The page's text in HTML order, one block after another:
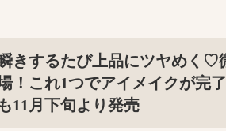
きするたび上品にツヤめく
！これ1つでアイメイクが完
11月下旬より発売